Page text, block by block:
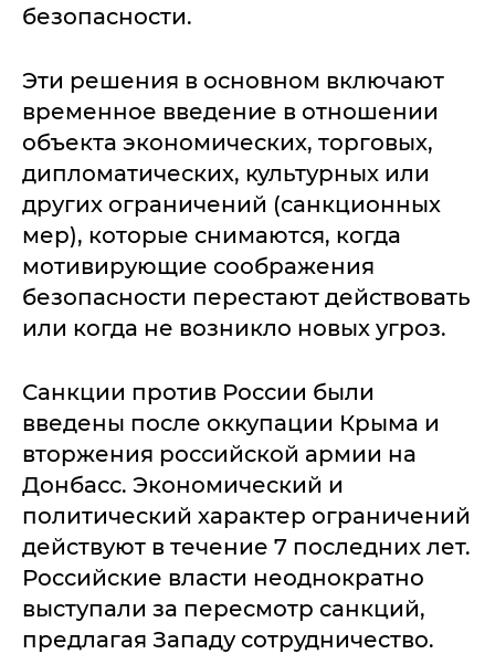
безопасности.
Эти решения в основном включают
временное введение в отношении
объекта экономических, торговых,
дипломатических, культурных или
других ограничений (санкционных
мер), которые снимаются, когда
мотивирующие соображения
безопасности перестают действовать
или когда не возникло новых угроз.
Санкции против России были
введены после оккупации Крыма и
вторжения российской армии на
Донбасс. Экономический и
политический характер ограничений
действуют в течение 7 последних лет.
Российские власти неоднократно
выступали за пересмотр санкций,
предлагая Западу сотрудничество.